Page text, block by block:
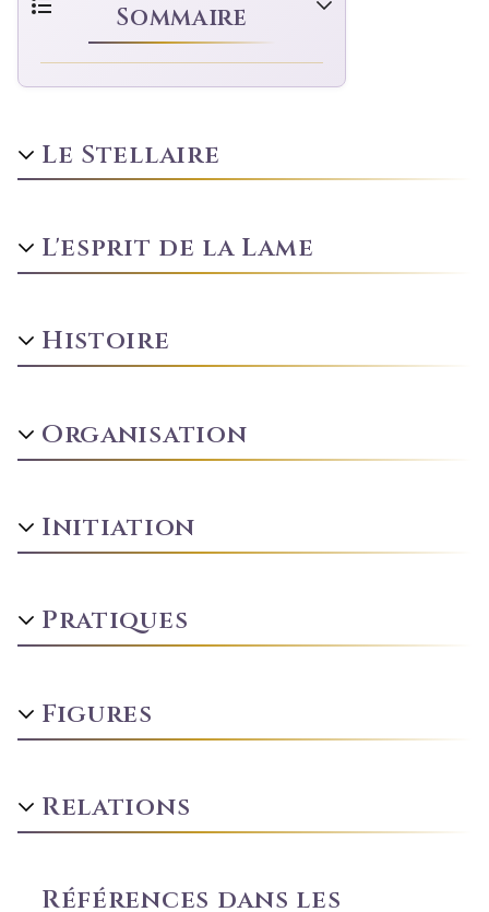
Sommaire
Le Stellaire
L'esprit de la Lame
Histoire
Organisation
Initiation
Pratiques
Figures
Relations
Références dans les